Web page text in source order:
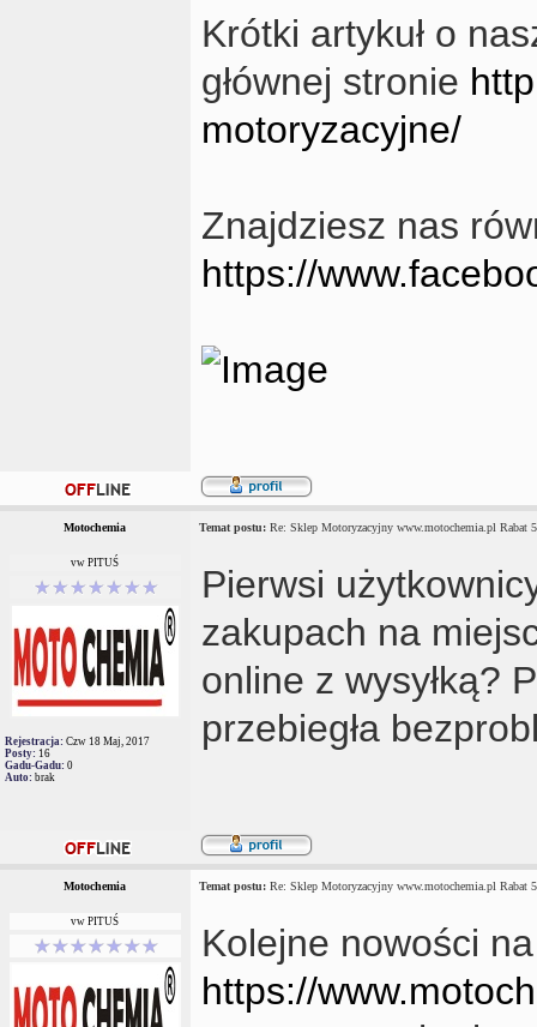
Krótki artykuł o
głównej stronie
motoryzacyjne/
Znajdziesz nas
https://
Motochemia Temat postu: Re: Sklep Motoryzacyjny www.motochemia.pl Rabat
vw PITUŚ
Rejestracja: Czw 18 Maj, 2017
Posty: 16
Gadu-Gadu: 0
Auto: brak
Pierwsi
zakupach na
online z wysyłką?
przebiegła
Motochemia Temat postu: Re: Sklep Motoryzacyjny www.motochemia.pl Rabat
vw PITUŚ
Kolejne nowości
https://